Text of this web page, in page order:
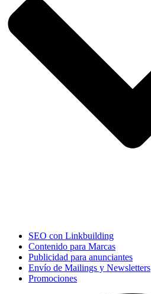
SEO con Linkbuilding
Contenido para Marcas
Publicidad para anunciantes
Envío de Mailings y Newsletters
Promociones